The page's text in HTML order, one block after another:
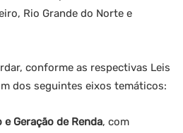
Rio Grande do Norte e
conforme as respectivas Leis
dos seguintes eixos temáticos:
Geração de Renda, com